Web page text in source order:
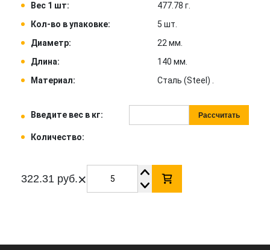
Вес 1 шт:
477.78 г.
Кол-во в упаковке:
5 шт.
Диаметр:
22 мм.
Длина:
140 мм.
Материал:
Сталь (Steel) .
Введите вес в кг: Рассчитать
Количество:
322.31 руб.×